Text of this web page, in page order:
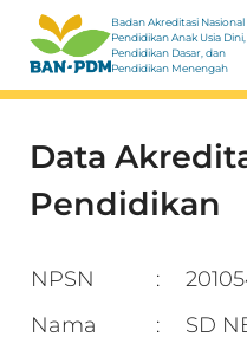
Badan Akreditasi Nasional
Pendidikan Anak Usia Dini,
Pendidikan Dasar, dan
Pendidikan Menengah
Data
Pendidikan
NPSN :
Nama
:
SD